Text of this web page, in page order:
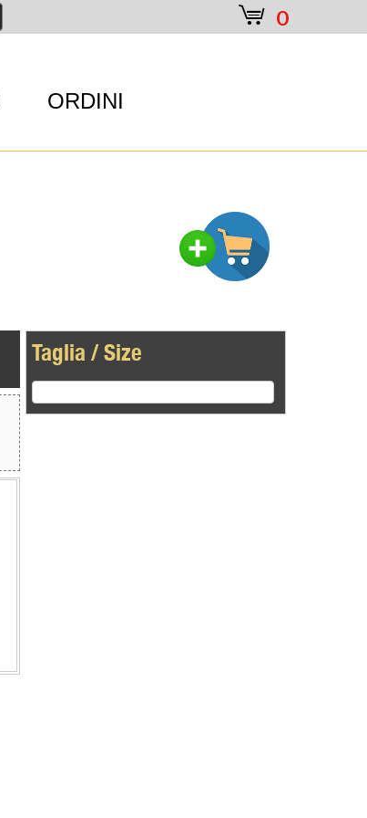
e 0
ORDINI
Taglia / Size